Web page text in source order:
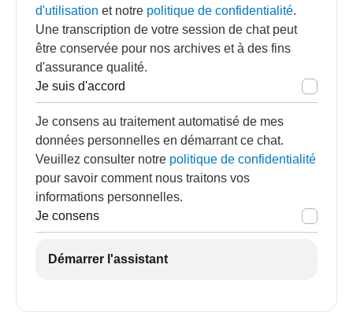
d'utilisation et notre politique de confidentialité.
Une transcription de votre session de chat peut
être conservée pour nos archives et à des fins
d'assurance qualité.
Je suis d'accord
Je consens au traitement automatisé de mes
données personnelles en démarrant ce chat.
Veuillez consulter notre politique de confidentialité
pour savoir comment nous traitons vos
informations personnelles.
Je consens
Démarrer l'assistant